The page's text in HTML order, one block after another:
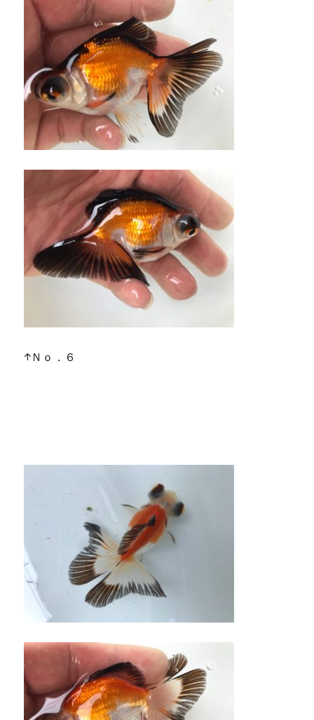
↑Ｎｏ．６